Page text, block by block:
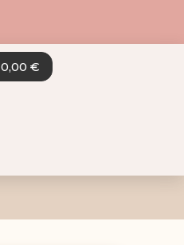
0,00€